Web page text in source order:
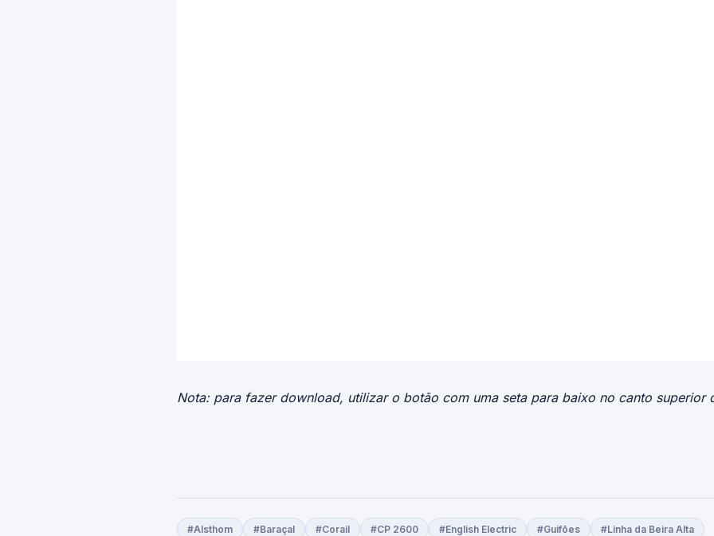
Nota: para fazer download, utilizar o botão com uma seta para baixo no canto superior
#Alsthom #Baraçal #Corail #CP 2600 #English Electric #Guifões #Linha da Beira Alta